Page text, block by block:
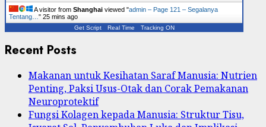
A visitor from Shanghai viewed "admin – Page 121 – Segalanya
Tentang… " 25 mins ago
Get Script Real Time Tracking ON
Recent Posts
Makanan untuk Kesihatan Saraf Manusia: Nutrien
Penting, Paksi Usus-Otak dan Corak Pemakanan
Neuroprotektif
Fungsi Kolagen kepada Manusia: Struktur Tisu,